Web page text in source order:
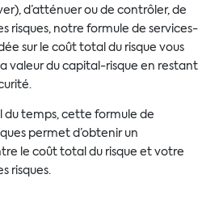
d’atténuer ou de contrôler, de
risques, notre formule de services-
sur le coût total du risque vous
valeur du capital-risque en restant
du temps, cette formule de
permet d’obtenir un
le coût total du risque et votre
risques.